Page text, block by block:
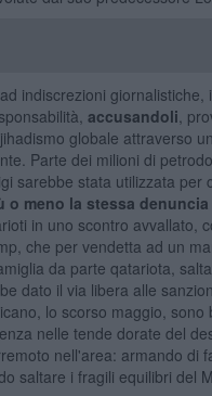
indiscrezioni giornalistiche,
accusandoli ,
globale attraverso
Parte dei milioni di
sarebbe stata utilizzata per
o meno la stessa denuncia
in uno scontro avvallato,
che per vendetta ad un
da parte qatariota,
dato il via libera alle
lo scorso maggio, sono
nelle tende dorate del
nell'area: armando di
saltare i fragili equilibri del